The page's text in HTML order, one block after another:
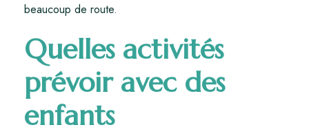
beaucoup de route.
Quelles activités
prévoir avec des
enfants